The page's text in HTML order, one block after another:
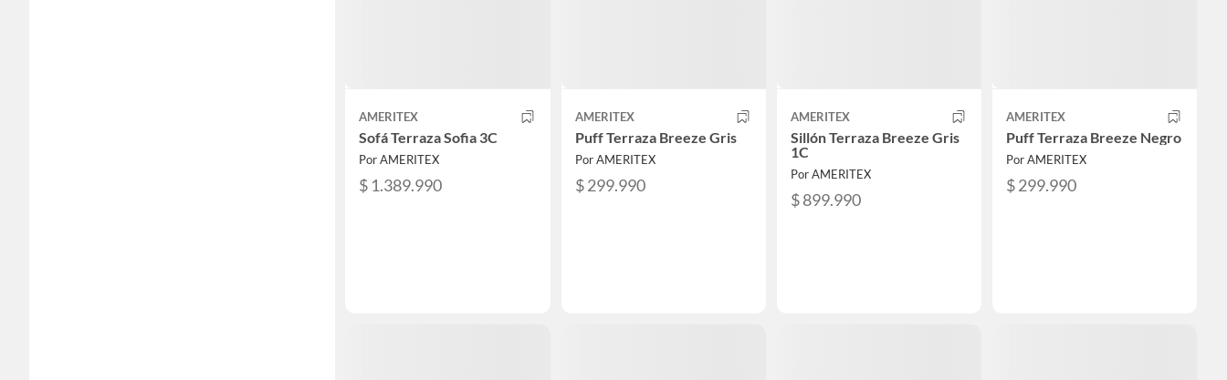
AMERITEX
Sofá Terraza Sofia 3C
Por AMERITEX
$ 1.389.990
AMERITEX
Puff Terraza Breeze Gris
Por AMERITEX
$ 299.990
AMERITEX
Sillón Terraza Breeze Gris
1C
Por AMERITEX
$ 899.990
AMERITEX
Puff Terraza Breeze Negro
Por AMERITEX
$ 299.990